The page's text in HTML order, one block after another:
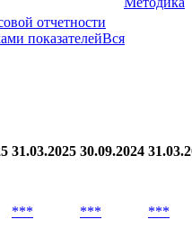
отчетности
показателейВся
31.03.2025 30.09.2024
*** *** ***